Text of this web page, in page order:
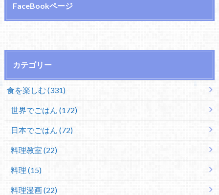
FaceBookページ
カテゴリー
食を楽しむ (331)
世界でごはん (172)
日本でごはん (72)
料理教室 (22)
料理 (15)
料理漫画 (22)